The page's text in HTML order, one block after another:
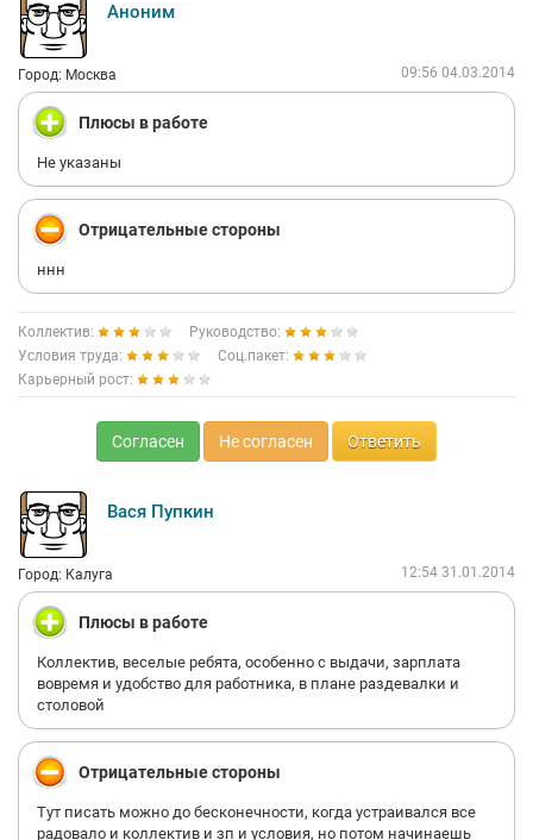
Аноним
Город: Москва 09:56 04.03.2014
Плюсы в работе
Не указаны
Отрицательные стороны
ннн
Коллектив:
Руководство:
Условия труда:
Соц.пакет:
Карьерный рост:
Согласен Не согласен Ответить
Вася Пупкин
Город: Калуга 12:54 31.01.2014
Плюсы в работе
Коллектив, веселые ребята, особенно с выдачи, зарплата
вовремя и удобство для работника, в плане раздевалки и
столовой
Отрицательные стороны
Тут писать можно до бесконечности, когда устраивался все
радовало и коллектив и зп и условия, но потом начинаешь